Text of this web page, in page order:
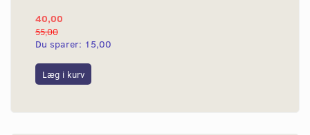
40,00
55,00
Du sparer: 15,00
Læg i kurv